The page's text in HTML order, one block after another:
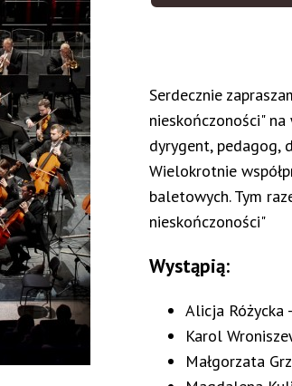
Serdecznie
nieskończoności"
dyrygent, pedagog,
Wielokrotnie
baletowych. Tym
nieskończoności"
Wystąpią:
Alicja Różycka
Karol
Małgorzata